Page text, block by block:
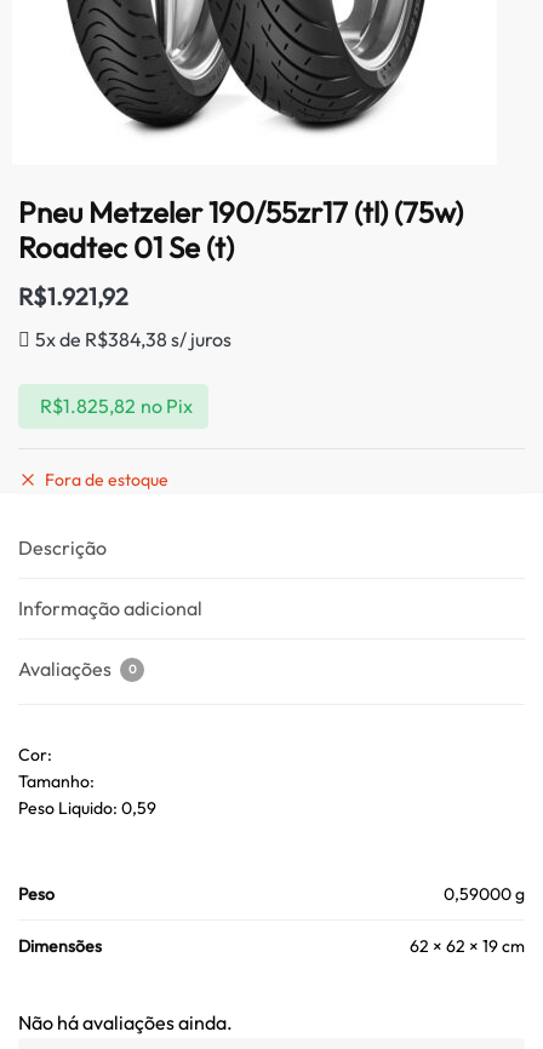
Pneu Metzeler 190/55zr17 (tl) (75w)
Roadtec 01 Se (t)
R$1.921,92
5x de R$384,38 s/ juros
R$1.825,82 no Pix
Fora de estoque
Descrição
Informação adicional
Avaliações 0
Cor:
Tamanho:
Peso Liquido: 0,59
Peso 0,59000 g
Dimensões 62 × 62 × 19 cm
Não há avaliações ainda.